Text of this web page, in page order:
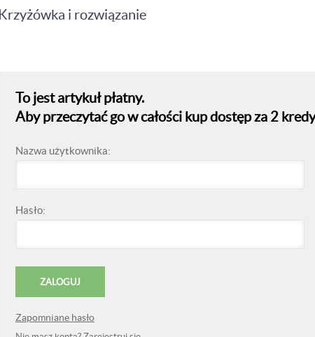
Krzyżówka i rozwiązanie
To jest artykuł płatny.
Aby przeczytać go w całości kup dostęp za 2
Nazwa użytkownika:
Hasło:
Zapomniane hasło